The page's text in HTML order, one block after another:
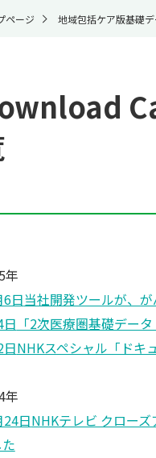
ページ 地域包括ケア版基礎
年
日当社開発ツールが、
「2次医療圏基礎デー
NHKスペシャル「ドキ
年
日NHKテレビ クロー